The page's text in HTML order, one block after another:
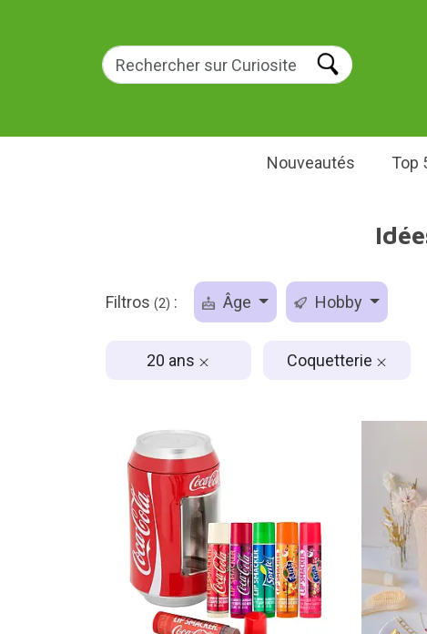
Nouveautés Top
Filtros (2) : Âge Hobby
20 ans Coquetterie